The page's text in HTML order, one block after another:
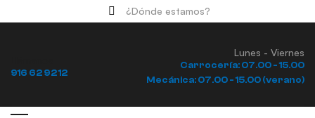
¿Dónde estamos?
916 62 92 12
Lunes - Viernes
Carrocería: 07.00 - 15.00
Mecánica: 07.00 - 15.00 (verano)